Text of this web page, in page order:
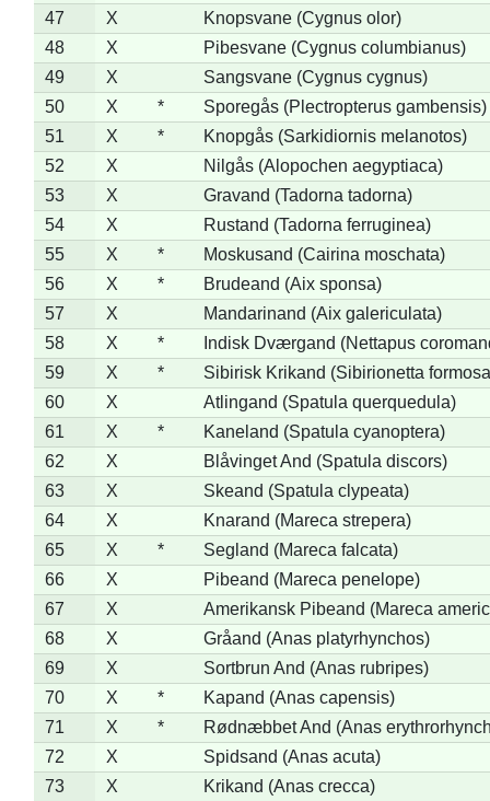
47
X
Knopsvane (Cygnus olor)
48
X
Pibesvane (Cygnus columbianus)
49
X
Sangsvane (Cygnus cygnus)
50
X *
Sporegås (Plectropterus gambensis)
51
X *
Knopgås (Sarkidiornis melanotos)
52
X
Nilgås (Alopochen aegyptiaca)
53
X
Gravand (Tadorna tadorna)
54
X
Rustand (Tadorna ferruginea)
55
X *
Moskusand (Cairina moschata)
56
X *
Brudeand (Aix sponsa)
57
X
Mandarinand (Aix galericulata)
58
X *
Indisk Dværgand (Nettapus
59
X *
Sibirisk Krikand (Sibirionetta
60
X
Atlingand (Spatula querquedula)
61
X *
Kaneland (Spatula cyanoptera)
62
X
Blåvinget And (Spatula discors)
63
X
Skeand (Spatula clypeata)
64
X
Knarand (Mareca strepera)
65
X *
Segland (Mareca falcata)
66
X
Pibeand (Mareca penelope)
67
X
Amerikansk Pibeand (Mareca
68
X
Gråand (Anas platyrhynchos)
69
X
Sortbrun And (Anas rubripes)
70
X *
Kapand (Anas capensis)
71
X *
Rødnæbbet And (Anas
72
X
Spidsand (Anas acuta)
73
X
Krikand (Anas crecca)